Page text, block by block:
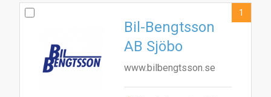
Bil-Bengtsson
AB Sjöbo
www.bilbengtsson.se
1